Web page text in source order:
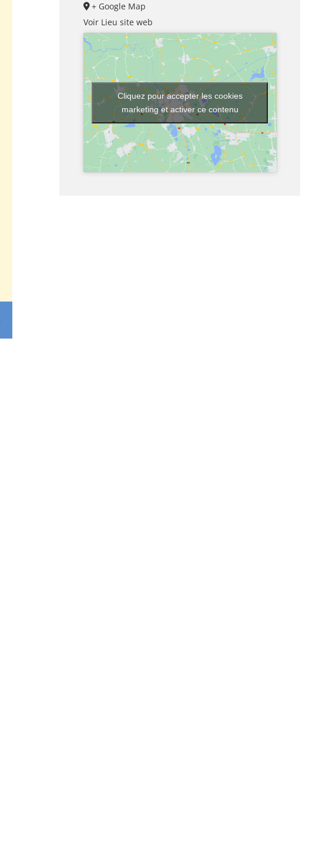
+ Google Map
Voir Lieu site web
Cliquez pour accepter les cookies
marketing et activer ce contenu